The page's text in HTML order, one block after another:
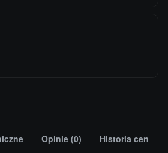
Opinie (0) Historia cen